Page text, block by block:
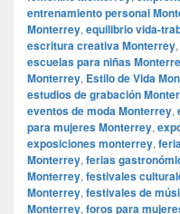
entrenamiento personal
Monterrey, equilibrio vida-
escritura creativa Monterrey,
escuelas para niñas
Monterrey, Estilo de Vida
estudios de grabación
eventos de moda Monterrey,
para mujeres Monterrey,
exposiciones monterrey,
Monterrey, ferias
Monterrey, festivales
Monterrey, festivales de
Monterrey, foros para